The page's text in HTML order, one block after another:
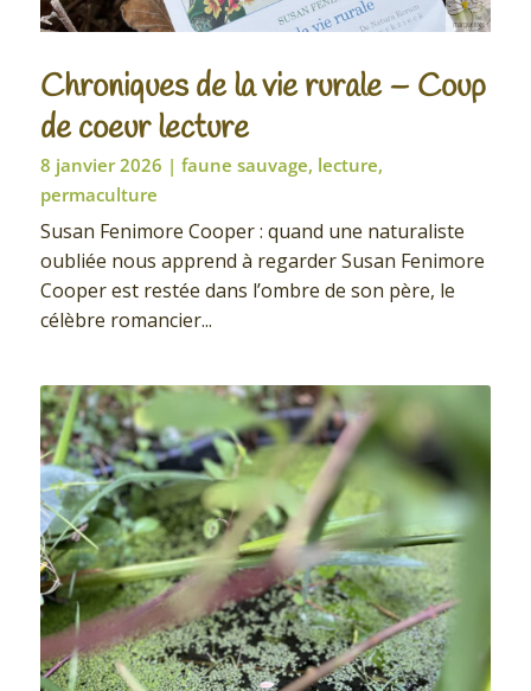
Chroniques de la vie rurale – Coup
de coeur lecture
8 janvier 2026 | faune sauvage, lecture,
permaculture
Susan Fenimore Cooper : quand une naturaliste
oubliée nous apprend à regarder Susan Fenimore
Cooper est restée dans l’ombre de son père, le
célèbre romancier...